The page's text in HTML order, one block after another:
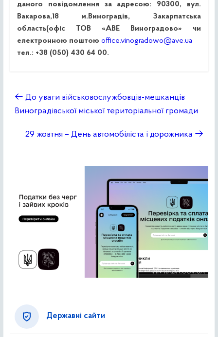
даного повідомлення за адресою: 90300, вул.
Вакарова,18 м.Виноградів, Закарпатська
область(офіс ТОВ «АВЕ Виноградово» чи
електронною поштою office.vinogradowo@ave.ua
тел.: +38 (050) 430 64 00.
← До уваги військовослужбовців-мешканців
Виноградівської міської територіальної громади
29 жовтня – День автомобіліста і дорожника →
Державні сайти